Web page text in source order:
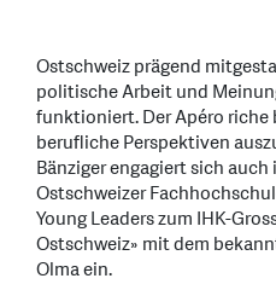
Ostschweiz prägend
politische Arbeit und
funktioniert. Der Apéro riche
berufliche Perspektiven
Bänziger engagiert sich
Ostschweizer
Young Leaders zum IHK-
Ostschweiz» mit dem
Olma ein.